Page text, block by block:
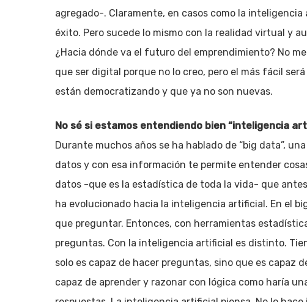
agregado-. Claramente, en casos como la
éxito. Pero sucede lo mismo con la realidad virtual y
¿Hacia dónde va el futuro del emprendimiento? No
que ser digital porque no lo creo, pero el más fácil
están democratizando y que ya no son nuevas.
No sé si estamos entendiendo bien “inteligencia
Durante muchos años se ha hablado de “big data”,
datos y con esa información te permite entender
datos -que es la estadística de toda la vida- que
ha evolucionado hacia la inteligencia artificial. En el
que preguntar. Entonces, con herramientas
preguntas. Con la inteligencia artificial es distinto.
solo es capaz de hacer preguntas, sino que es capaz
capaz de aprender y razonar con lógica como haría